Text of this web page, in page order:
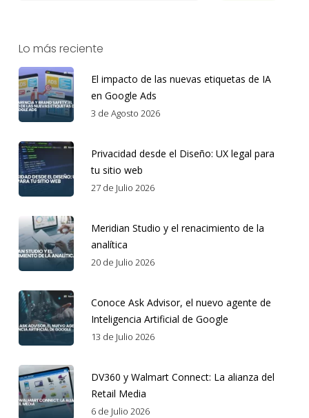
Lo más reciente
El impacto de las nuevas etiquetas de IA
en Google Ads
3 de Agosto 2026
Privacidad desde el Diseño: UX legal para
tu sitio web
27 de Julio 2026
Meridian Studio y el renacimiento de la
analítica
20 de Julio 2026
Conoce Ask Advisor, el nuevo agente de
Inteligencia Artificial de Google
13 de Julio 2026
DV360 y Walmart Connect: La alianza del
Retail Media
6 de Julio 2026